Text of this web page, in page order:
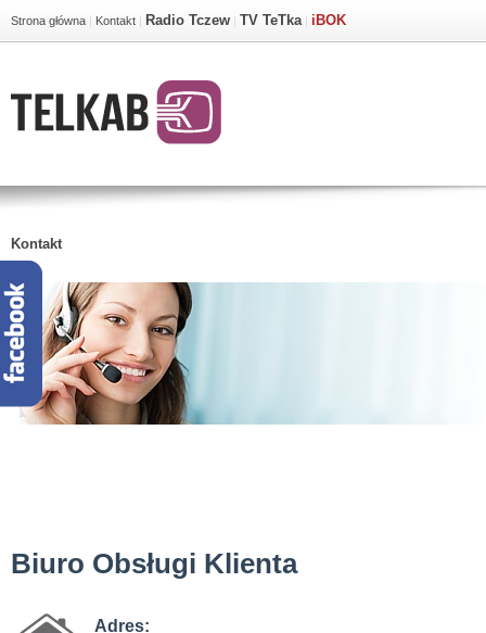
Strona główna | Kontakt | Radio Tczew | TV TeTka | iBOK
Kontakt
Biuro Obsługi Klienta
Adres: